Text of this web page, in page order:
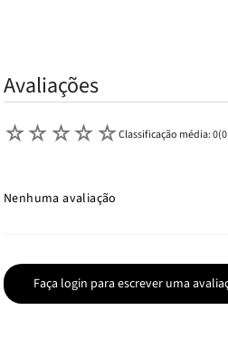
Avaliações
☆☆☆☆☆Classificação média: 0
Faça login para escrever uma
Nenhuma avaliação